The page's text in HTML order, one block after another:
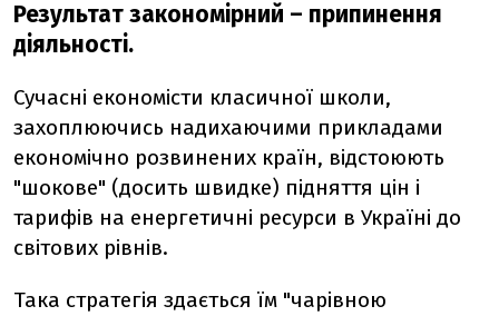
Результат закономірний – припинення
діяльності.
Сучасні економісти класичної школи,
захоплюючись надихаючими прикладами
економічно розвинених країн, відстоюють
"шокове" (досить швидке) підняття цін і
тарифів на енергетичні ресурси в Україні до
світових рівнів.
Така стратегія здається їм "чарівною